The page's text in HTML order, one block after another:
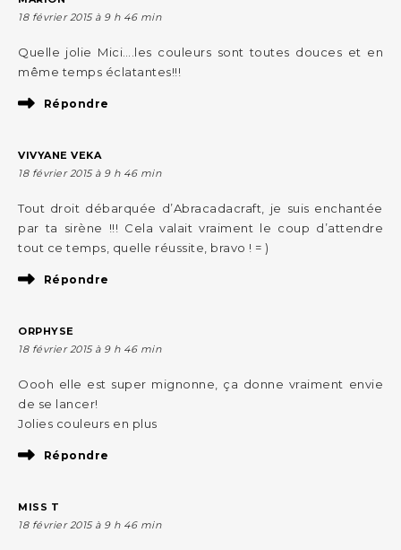
18 février 2015 à 9 h 46 min
Quelle jolie Mici….les couleurs sont toutes douces et en
même temps éclatantes!!!
Répondre
VIVYANE VEKA
18 février 2015 à 9 h 46 min
Tout droit débarquée d’Abracadacraft, je suis enchantée
par ta sirène !!! Cela valait vraiment le coup d’attendre
tout ce temps, quelle réussite, bravo ! = )
Répondre
ORPHYSE
18 février 2015 à 9 h 46 min
Oooh elle est super mignonne, ça donne vraiment envie
de se lancer!
Jolies couleurs en plus
Répondre
MISS T
18 février 2015 à 9 h 46 min